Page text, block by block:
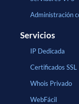
Administración
Servicios
IP Dedicada
Certificados SSL
Whois Privado
WebFácil